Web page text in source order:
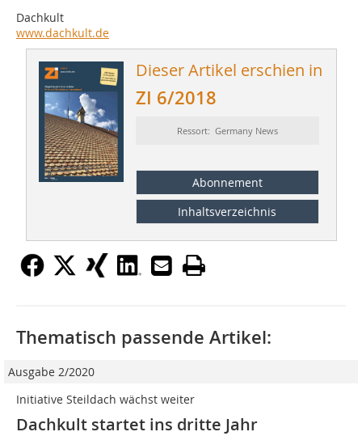
Dachkult
www.dachkult.de
Dieser Artikel erschien in
ZI 6/2018
Ressort: Germany News
Abonnement
Inhaltsverzeichnis
Thematisch passende Artikel:
Ausgabe 2/2020
Initiative Steildach wächst weiter
Dachkult startet ins dritte Jahr